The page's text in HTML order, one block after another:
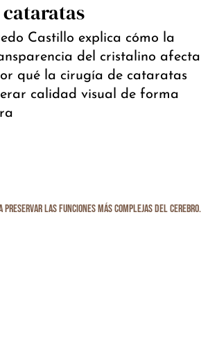
Castillo explica cómo la
del cristalino afecta
qué la cirugía de cataratas
calidad visual de forma